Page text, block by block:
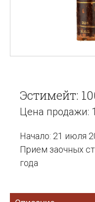
Эстимейт:
Цена продажи:
Начало: 21 июля
Прием заочных
года